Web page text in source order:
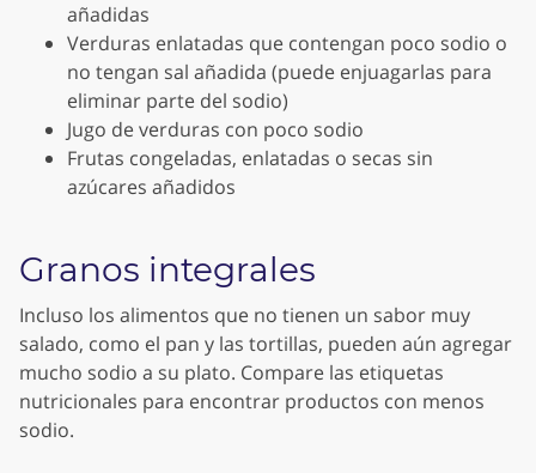
añadidas
Verduras enlatadas que contengan poco sodio o
no tengan sal añadida (puede enjuagarlas para
eliminar parte del sodio)
Jugo de verduras con poco sodio
Frutas congeladas, enlatadas o secas sin
azúcares añadidos
Granos integrales
Incluso los alimentos que no tienen un sabor muy
salado, como el pan y las tortillas, pueden aún agregar
mucho sodio a su plato. Compare las etiquetas
nutricionales para encontrar productos con menos
sodio.